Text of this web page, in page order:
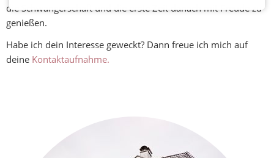
Frauen
Wochenbett
die Schwangerschaft und die erste Zeit danach mit Freude zu
genießen.
Habe ich dein Interesse geweckt? Dann freue ich mich auf
deine Kontaktaufnahme.